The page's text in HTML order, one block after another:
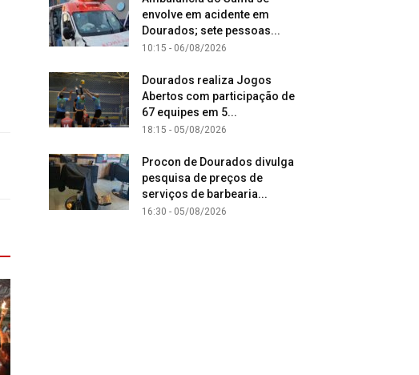
envolve em acidente em
Dourados; sete pessoas...
10:15 - 06/08/2026
Dourados realiza Jogos
Abertos com participação de
67 equipes em 5...
18:15 - 05/08/2026
Procon de Dourados divulga
pesquisa de preços de
serviços de barbearia...
16:30 - 05/08/2026